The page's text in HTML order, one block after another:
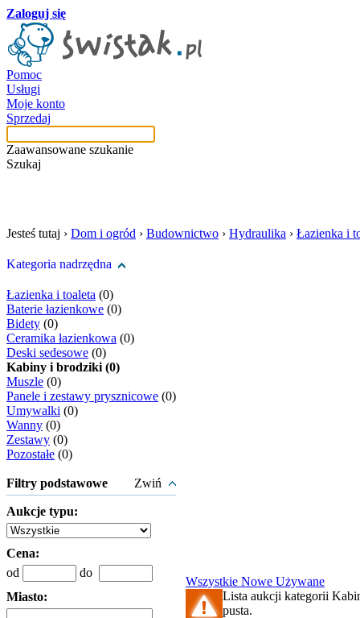
Zaloguj się
Pomoc
Usługi
Moje konto
Sprzedaj
Zaawansowane szukanie
Szukaj
Jesteś tutaj › Dom i ogród › Budownictwo › Hydraulika › Łazienka i
Kategoria nadrzędna
Łazienka i toaleta (0)
Baterie łazienkowe (0)
Bidety (0)
Ceramika łazienkowa (0)
Deski sedesowe (0)
Kabiny i brodziki (0)
Muszle (0)
Panele i zestawy prysznicowe (0)
Umywalki (0)
Wanny (0)
Zestawy (0)
Pozostałe (0)
Filtry podstawowe Zwiń
Aukcje typu:
Cena:
od
do
Miasto:
Wszystkie Nowe Używane
Lista aukcji kategorii
pusta.